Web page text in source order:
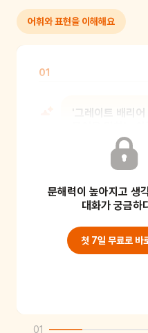
어휘와 표현을 이해해요
01
'그레이트 배리어
산호가 모여 있는 곳을 말
옆에 있어요.
문해력이 높아지고 생
대화가 궁금하
첫 7일 무료로 바
01